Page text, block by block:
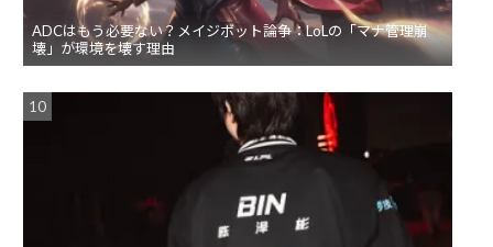
ADCはもう必要ない？メイジボット論争：LoLの「マナ管理崩
壊」が環境を壊す理由